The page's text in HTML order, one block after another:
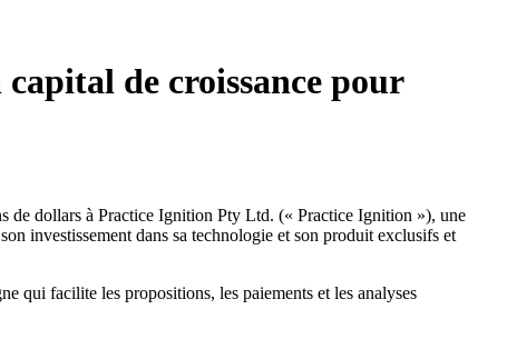
de croissance pour
de dollars à Practice Ignition Pty Ltd. (« Practice Ignition »), une
investissement dans sa technologie et son produit exclusifs et
qui facilite les propositions, les paiements et les analyses